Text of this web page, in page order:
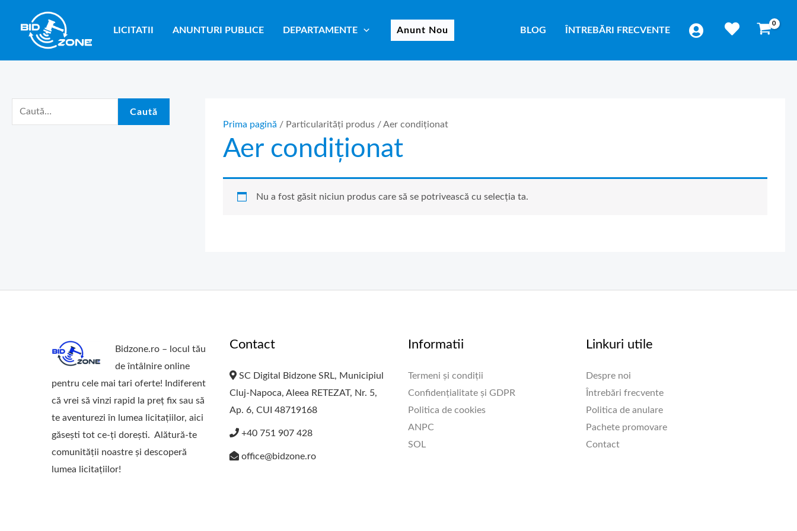
content
LICITATII ANUNTURI PUBLICE DEPARTAMENTE Anunt Nou BLOG ÎNTREBĂRI FRECVENTE
u
Caută
Prima pagină / Particularități produs / Aer condiționat
Aer condiționat
Nu a fost găsit niciun produs care să se potrivească cu selecția ta.
Bidzone.ro – locul tău
de întâlnire online
pentru cele mai tari oferte! Indiferent
că vrei să vinzi rapid la preț fix sau să
te aventurezi în lumea licitațiilor, aici
găsești tot ce-ți dorești. Alătură-te
comunității noastre și descoperă
lumea licitațiilor!
Contact
SC Digital Bidzone SRL, Municipiul
Cluj-Napoca, Aleea RETEZAT, Nr. 5,
Ap. 6, CUI 48719168
+40 751 907 428
office@bidzone.ro
Informatii
Termeni și condiții
Confidențialitate și GDPR
Politica de cookies
ANPC
SOL
Linkuri utile
Despre noi
Întrebări frecvente
Politica de anulare
Pachete promovare
Contact